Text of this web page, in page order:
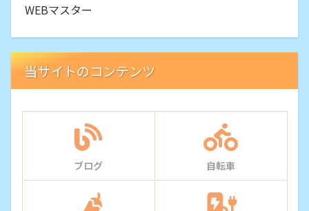
WEBマスター
当サイトのコンテンツ
ブログ 自転車